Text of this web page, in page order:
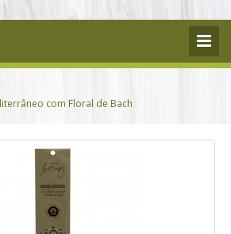
com Floral de Bach